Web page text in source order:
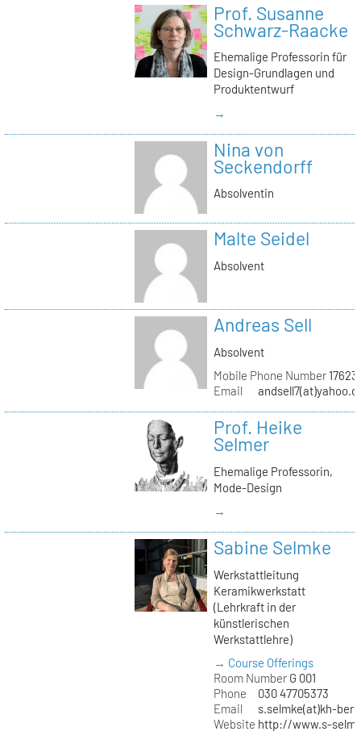
Prof. Susanne
Schwarz-Raacke
Ehemalige Professorin für
Design-Grundlagen und
Produktentwurf
→
Nina von
Seckendorff
Absolventin
Malte Seidel
Absolvent
Andreas Sell
Absolvent
Mobile Phone Number
Email
Prof. Heike
Selmer
Ehemalige Professorin,
Mode-Design
→
Sabine Selmke
Werkstattleitung
Keramikwerkstatt
(Lehrkraft in der
künstlerischen
Werkstattlehre)
→ Course Offerings
Room NumberG 001
Phone
030 47705373
Email
s.selmke(at)kh-
Website http://www.s-